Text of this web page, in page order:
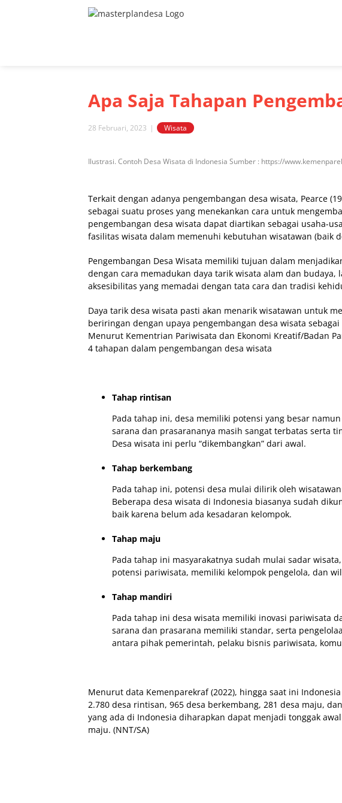
Apa Saja Tahapan
28 Februari, 2023 | Wisata
View
Ilustrasi. Contoh Desa Wisata di Indonesia Sumber : https://
Terkait dengan adanya pengembangan desa wisata, Pearce
sebagai suatu proses yang menekankan cara untuk
pengembangan desa wisata dapat diartikan sebagai usaha-
fasilitas wisata dalam memenuhi kebutuhan wisatawan (baik
Pengembangan Desa Wisata memiliki tujuan dalam
dengan cara memadukan daya tarik wisata alam dan
aksesibilitas yang memadai dengan tata cara dan tradisi
Daya tarik desa wisata pasti akan menarik wisatawan untuk
beriringan dengan upaya pengembangan desa wisata
Menurut Kementrian Pariwisata dan Ekonomi Kreatif/Badan
4 tahapan dalam pengembangan desa wisata
Tahap rintisan
Pada tahap ini, desa memiliki potensi yang besar
sarana dan prasarananya masih sangat terbatas serta
Desa wisata ini perlu “dikembangkan” dari awal.
Tahap berkembang
Pada tahap ini, potensi desa mulai dilirik oleh
Beberapa desa wisata di Indonesia biasanya sudah
baik karena belum ada kesadaran kelompok.
Tahap maju
Pada tahap ini masyarakatnya sudah mulai sadar
potensi pariwisata, memiliki kelompok pengelola, dan
Tahap mandiri
Pada tahap ini desa wisata memiliki inovasi pariwisata
sarana dan prasarana memiliki standar, serta
antara pihak pemerintah, pelaku bisnis pariwisata,
Menurut data Kemenparekraf (2022), hingga saat ini
2.780 desa rintisan, 965 desa berkembang, 281 desa maju,
yang ada di Indonesia diharapkan dapat menjadi tonggak
maju. (NNT/SA)